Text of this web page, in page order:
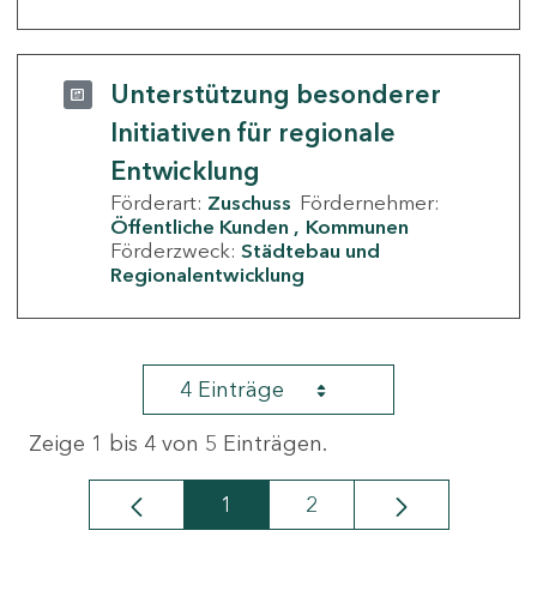
Unterstützung besonderer
Initiativen für regionale
Entwicklung
Förderart: Zuschuss Fördernehmer:
Öffentliche Kunden
Kommunen
Förderzweck: Städtebau und
Regionalentwicklung
4 Einträge
Zeige 1 bis 4 von 5 Einträgen.
Seite
1 Seite
2